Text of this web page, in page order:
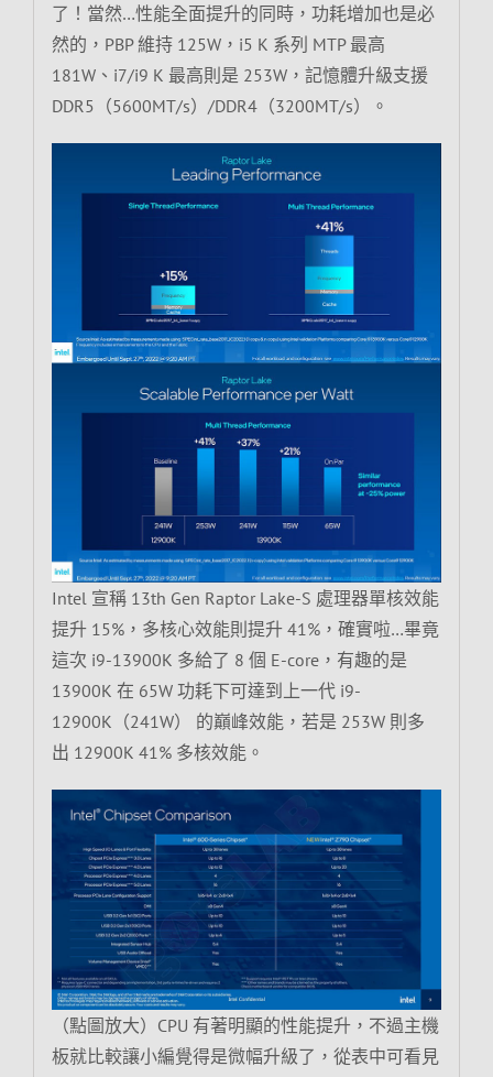
了！當然…性能全面提升的同時，功耗增加也是必
然的，PBP 維持 125W，i5 K 系列 MTP 最高
181W、i7/i9 K 最高則是 253W，記憶體升級支援
DDR5（5600MT/s）/DDR4（3200MT/s）。
Intel 宣稱 13th Gen Raptor Lake-S 處理器單核效能
提升 15%，多核心效能則提升 41%，確實啦…畢竟
這次 i9-13900K 多給了 8 個 E-core，有趣的是
13900K 在 65W 功耗下可達到上一代 i9-
12900K（241W） 的巔峰效能，若是 253W 則多
出 12900K 41% 多核效能。
（點圖放大）CPU 有著明顯的性能提升，不過主機
板就比較讓小編覺得是微幅升級了，從表中可看見